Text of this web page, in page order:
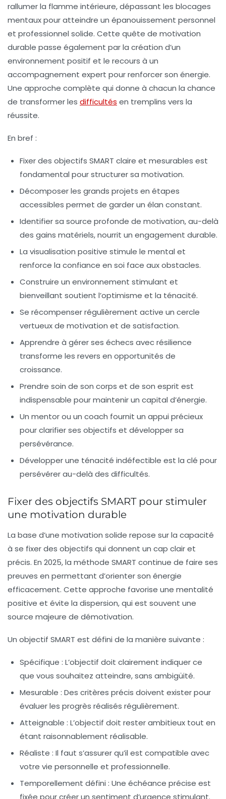
rallumer la flamme intérieure, dépassant les blocages
mentaux pour atteindre un épanouissement personnel
et professionnel solide. Cette quête de motivation
durable passe également par la création d’un
environnement positif et le recours à un
accompagnement expert pour renforcer son énergie.
Une approche complète qui donne à chacun la chance
de transformer les difficultés en tremplins vers la
réussite.
En bref :
Fixer des objectifs SMART claire et mesurables est
fondamental pour structurer sa motivation.
Décomposer les grands projets en étapes
accessibles permet de garder un élan constant.
Identifier sa source profonde de motivation, au-delà
des gains matériels, nourrit un engagement durable.
La visualisation positive stimule le mental et
renforce la confiance en soi face aux obstacles.
Construire un environnement stimulant et
bienveillant soutient l’optimisme et la ténacité.
Se récompenser régulièrement active un cercle
vertueux de motivation et de satisfaction.
Apprendre à gérer ses échecs avec résilience
transforme les revers en opportunités de
croissance.
Prendre soin de son corps et de son esprit est
indispensable pour maintenir un capital d’énergie.
Un mentor ou un coach fournit un appui précieux
pour clarifier ses objectifs et développer sa
persévérance.
Développer une ténacité indéfectible est la clé pour
persévérer au-delà des difficultés.
Fixer des objectifs SMART pour stimuler
une motivation durable
La base d’une motivation solide repose sur la capacité
à se fixer des objectifs qui donnent un cap clair et
précis. En 2025, la méthode SMART continue de faire ses
preuves en permettant d’orienter son énergie
efficacement. Cette approche favorise une mentalité
positive et évite la dispersion, qui est souvent une
source majeure de démotivation.
Un objectif SMART est défini de la manière suivante :
Spécifique : L’objectif doit clairement indiquer ce
que vous souhaitez atteindre, sans ambigüité.
Mesurable : Des critères précis doivent exister pour
évaluer les progrès réalisés régulièrement.
Atteignable : L’objectif doit rester ambitieux tout en
étant raisonnablement réalisable.
Réaliste : Il faut s’assurer qu’il est compatible avec
votre vie personnelle et professionnelle.
Temporellement défini : Une échéance précise est
fixée pour créer un sentiment d’urgence stimulant.